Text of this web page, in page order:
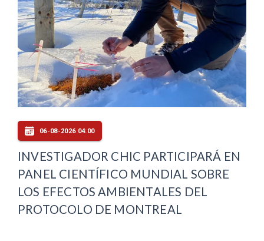
06-08-2026 04:00
INVESTIGADOR CHIC PARTICIPARÁ EN
PANEL CIENTÍFICO MUNDIAL SOBRE
LOS EFECTOS AMBIENTALES DEL
PROTOCOLO DE MONTREAL